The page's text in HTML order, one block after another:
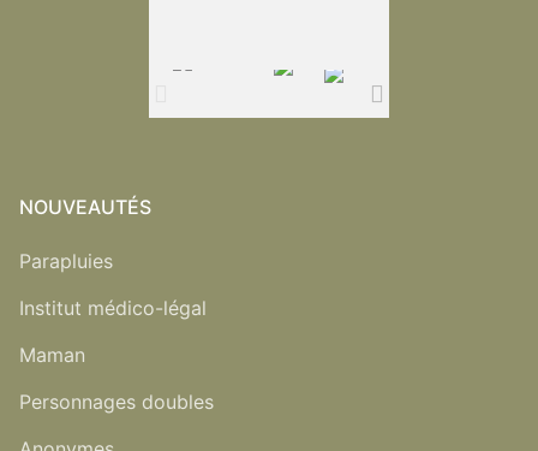
NOUVEAUTÉS
Parapluies
Institut médico-légal
Maman
Personnages doubles